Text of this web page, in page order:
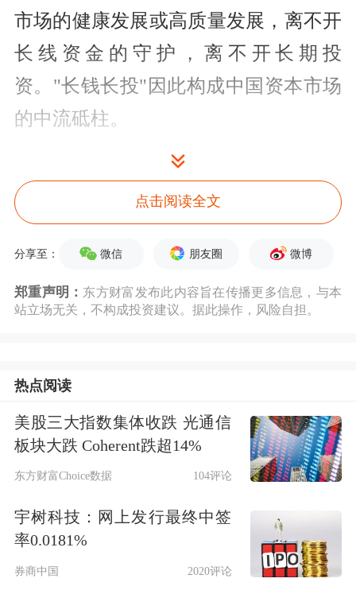
市场的健康发展或高质量发展，离不开
长线资金的守护，离不开长期投
资。"长钱长投"因此构成中国资本市场
的中流砥柱。
但如何健全"长钱长投"的市场机制和生
态这是资本市场需要直面的一个现实问
题。对于这个问题，吴清主席提到完善
中国特色稳市机制建设，这一点确实非
常重要。但就稳市机制建设问题，需要
目前在稳市方面，汇金起着至关重要的
局限于此，还需要多方面来形成合力。
比如，在特殊时期，需要停止重要股东
减持，需要倡导重要股东增持，鼓励上
市公司回购，叫停各类做空举措，暂停
新股发行等。包括公募基金、社保基
点击阅读全文
分享至： 微信 朋友圈 微博
郑重声明： 东方财富发布此内容旨在传播更多信息，与本
站立场无关，不构成投资建议。据此操作，风险自担。
热点阅读
美股三大指数集体收跌 光通信
板块大跌 Coherent跌超14%
东方财富Choice数据 104评论
宇树科技：网上发行最终中签
率0.0181%
券商中国 2020评论